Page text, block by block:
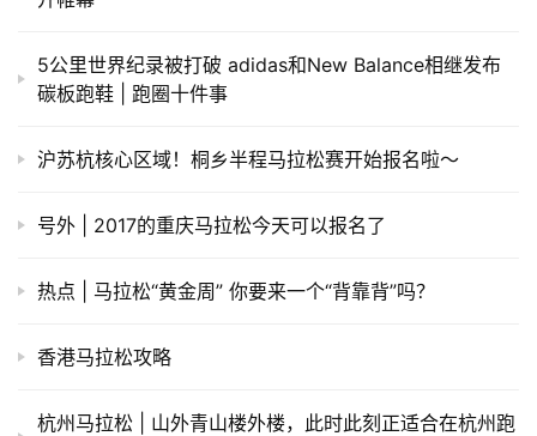
5公里世界纪录被打破 adidas和New Balance相继发布
碳板跑鞋 | 跑圈十件事
沪苏杭核心区域！桐乡半程马拉松赛开始报名啦～
号外 | 2017的重庆马拉松今天可以报名了
热点 | 马拉松“黄金周” 你要来一个“背靠背”吗？
香港马拉松攻略
杭州马拉松 | 山外青山楼外楼，此时此刻正适合在杭州跑